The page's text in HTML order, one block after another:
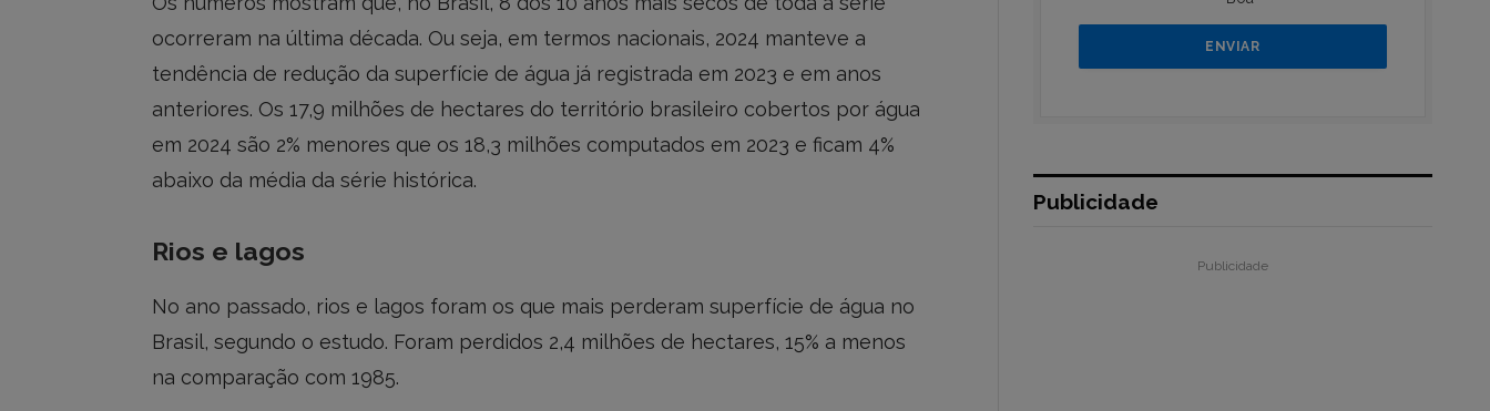
ocorreram na última década. Ou seja, em termos nacionais, 2024 manteve a
tendência de redução da superfície de água já registrada em 2023 e em anos
anteriores. Os 17,9 milhões de hectares do território brasileiro cobertos por água
em 2024 são 2% menores que os 18,3 milhões computados em 2023 e ficam 4%
abaixo da média da série histórica.
Rios e lagos
No ano passado, rios e lagos foram os que mais perderam superfície de água no
Brasil, segundo o estudo. Foram perdidos 2,4 milhões de hectares, 15% a menos
na comparação com 1985.
Publicidade
Publicidade